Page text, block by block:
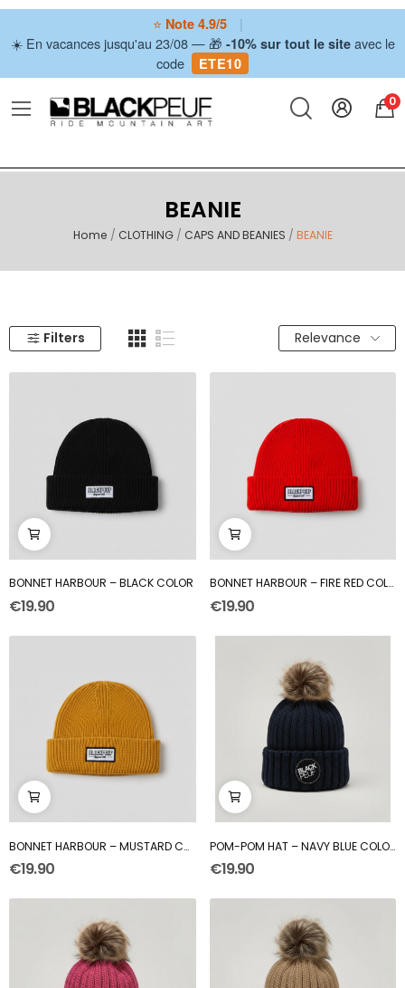
⭐ Note 4.9/5
|
☀️ En vacances jusqu'au 23/08 — 🎁 -10% sur tout le siteavec le
code
ETE10
0
BEANIE
Home CLOTHING CAPS AND BEANIES BEANIE
Filters Relevance
BONNET HARBOUR – BLACK COLOR
€19.90
BONNET HARBOUR – FIRE RED COLOUR
€19.90
BONNET HARBOUR – MUSTARD COLOR
€19.90
POM-POM HAT – NAVY BLUE COLOR
€19.90